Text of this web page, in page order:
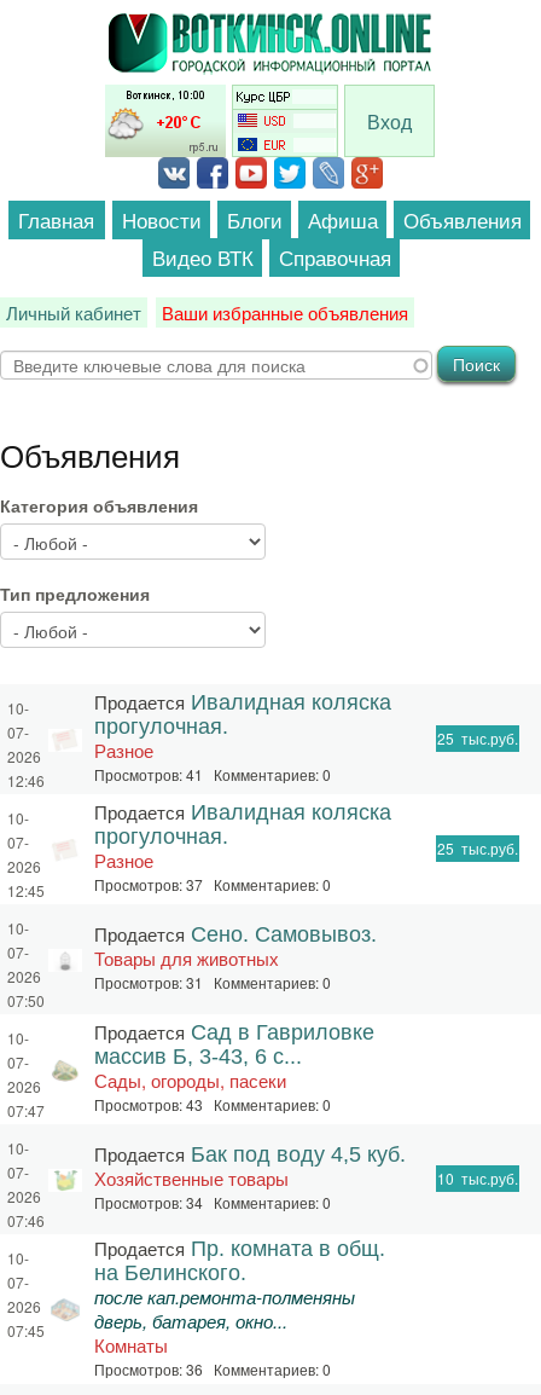
Перейти к основному содержанию
Вход
Главная Новости Блоги Афиша
Объявления
Видео ВТК
Справочная
Личный кабинет Ваши избранные объявления
Объявления
Категория объявления
Тип предложения
10-
07-
2026
12:46
Продается Ивалидная коляска
прогулочная.
Разное
Просмотров: 41 Комментариев: 0
25 тыс.руб.
10-
07-
2026
12:45
Продается Ивалидная коляска
прогулочная.
Разное
Просмотров: 37 Комментариев: 0
25 тыс.руб.
10-
07-
2026
07:50
Продается Сено. Самовывоз.
Товары для животных
Просмотров: 31 Комментариев: 0
10-
07-
2026
07:47
Продается Сад в Гавриловке
массив Б, 3-43, 6 с...
Сады, огороды, пасеки
Просмотров: 43 Комментариев: 0
10-
07-
2026
07:46
Продается Бак под воду 4,5 куб.
Хозяйственные товары
Просмотров: 34 Комментариев: 0
10 тыс.руб.
10-
07-
2026
07:45
Продается Пр. комната в общ.
на Белинского.
после кап.ремонта-полменяны
дверь, батарея, окно...
Комнаты
Просмотров: 36 Комментариев: 0